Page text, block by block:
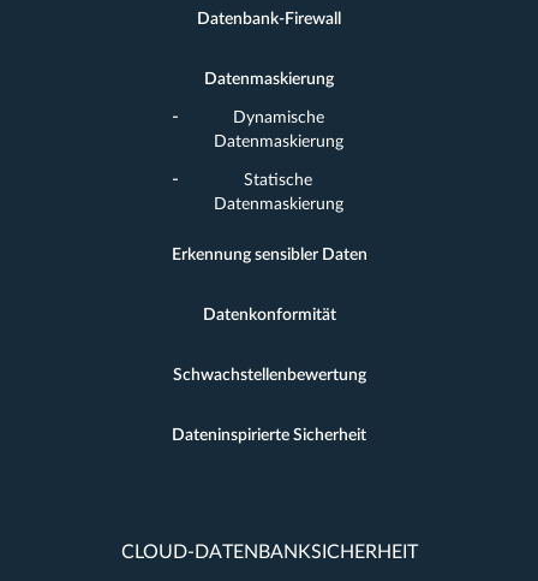
Datenbank-Firewall
Datenmaskierung
Dynamische
Datenmaskierung
Statische
Datenmaskierung
Erkennung sensibler Daten
Datenkonformität
Schwachstellenbewertung
Dateninspirierte Sicherheit
CLOUD-DATENBANKSICHERHEIT